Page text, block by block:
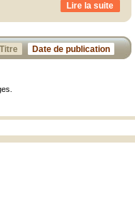
Lire la suite
Titre Date de publication